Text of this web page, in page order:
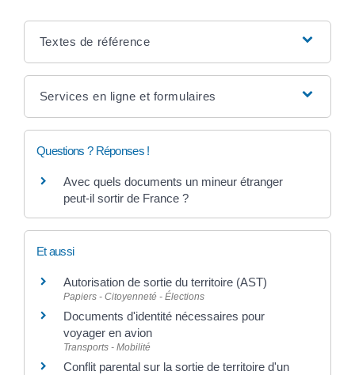
Textes de référence
Services en ligne et formulaires
Questions ? Réponses !
Avec quels documents un mineur étranger
peut-il sortir de France ?
Et aussi
Autorisation de sortie du territoire (AST)
Papiers - Citoyenneté - Élections
Documents d'identité nécessaires pour
voyager en avion
Transports - Mobilité
Conflit parental sur la sortie de territoire d'un